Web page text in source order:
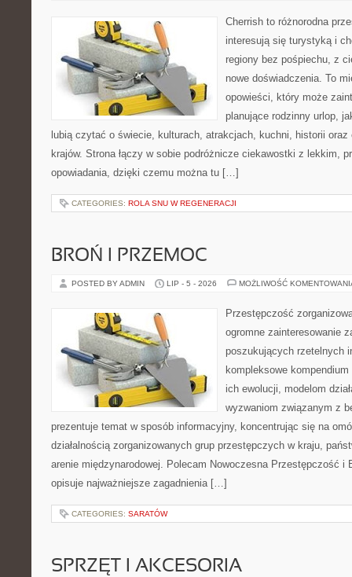
Cherrish to różnorodna
interesują się turystyką i
regiony bez pośpiechu, z
nowe doświadczenia. To
opowieści, który może
planujące rodzinny urlop,
lubią czytać o świecie, kulturach, atrakcjach, kuchni, historii
krajów. Strona łączy w sobie podróżnicze ciekawostki z lekkim,
opowiadania, dzięki czemu można tu […]
CATEGORIES: ROLA SNU W REGENERACJI
BROŃ I PRZEMOC
POSTED BY ADMIN LIP - 5 - 2026 MOŻLIWOŚĆ
Przestępczość
ogromne zainteresowanie
poszukujących rzetelnych
kompleksowe
ich ewolucji, modelom
wyzwaniom związanym z
prezentuje temat w sposób informacyjny, koncentrując się na
działalnością zorganizowanych grup przestępczych w kraju,
arenie międzynarodowej. Polecam Nowoczesna Przestępczość i
opisuje najważniejsze zagadnienia […]
CATEGORIES: SARATÓW
SPRZĘT I AKCESORIA